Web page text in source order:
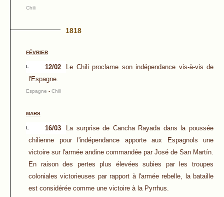
Chili
1818
FÉVRIER
12/02
Le Chili proclame son indépendance vis-à-vis de
l'Espagne.
Espagne - Chili
MARS
16/03
La surprise de Cancha Rayada dans la poussée
chilienne pour l'indépendance apporte aux Espagnols une
victoire sur l'armée andine commandée par José de San Martín.
En raison des pertes plus élevées subies par les troupes
coloniales victorieuses par rapport à l'armée rebelle, la bataille
est considérée comme une victoire à la Pyrrhus.